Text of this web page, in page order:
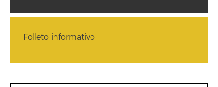
Folleto informativo